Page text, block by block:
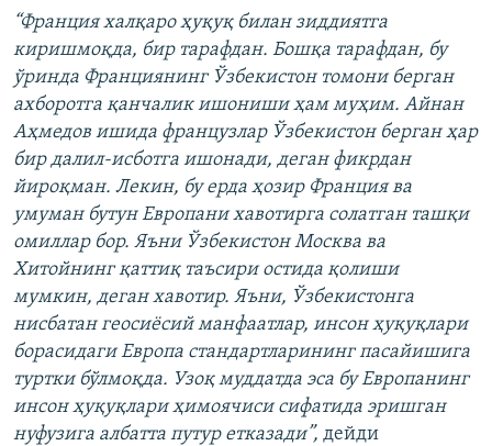
“Франция халқаро ҳуқуқ билан зиддиятга
киришмоқда, бир тарафдан. Бошқа тарафдан, бу
ўринда Франциянинг Ўзбекистон томони берган
ахборотга қанчалик ишониши ҳам муҳим. Айнан
Аҳмедов ишида французлар Ўзбекистон берган ҳар
бир далил-исботга ишонади, деган фикрдан
йироқман. Лекин, бу ерда ҳозир Франция ва
умуман бутун Европани хавотирга солатган ташқи
омиллар бор. Яъни Ўзбекистон Москва ва
Хитойнинг қаттиқ таъсири остида қолиши
мумкин, деган хавотир. Яъни, Ўзбекистонга
нисбатан геосиёсий манфаатлар, инсон ҳуқуқлари
борасидаги Европа стандартларининг пасайишига
туртки бўлмоқда. Узоқ муддатда эса бу Европанинг
инсон ҳуқуқлари ҳимоячиси сифатида эришган
нуфузига албатта путур етказади”, дейди